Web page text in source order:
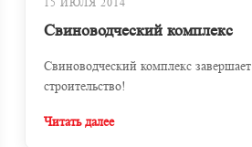
Свиноводческий комплекс
Свиноводческий комплекс завершает
строительство!
Читать далее